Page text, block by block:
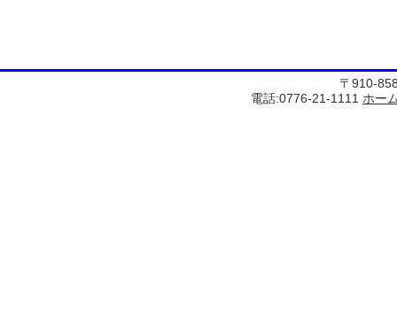
〒910-
電話:0776-21-1111 ホー